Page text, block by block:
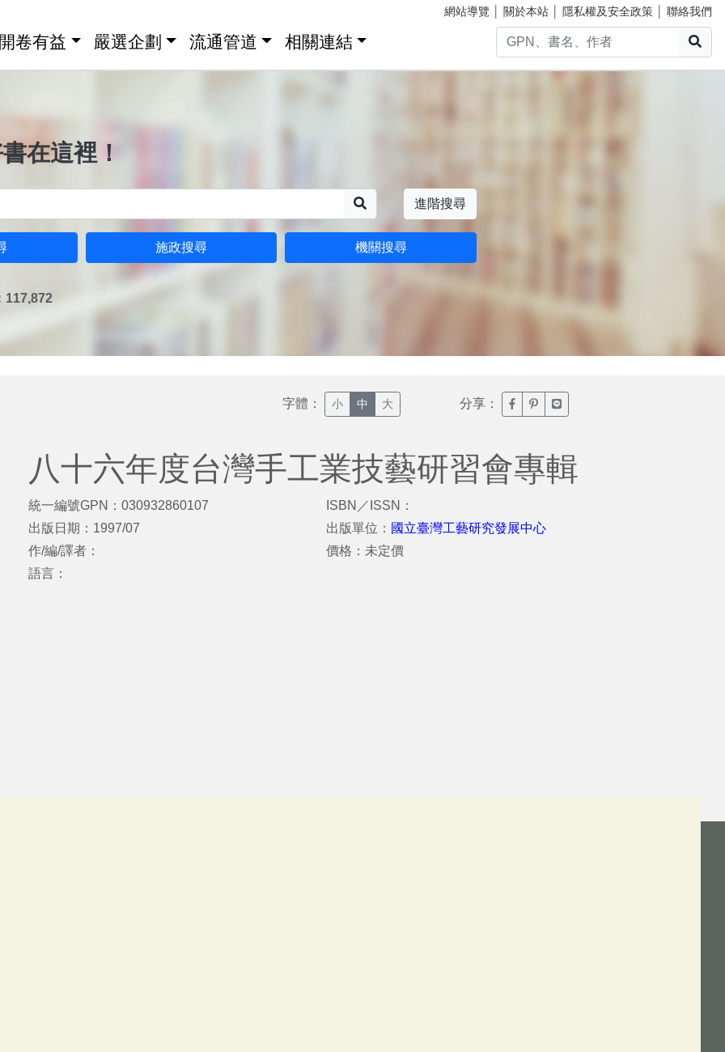
網站導覽 關於本站 隱私權及安全政策 聯絡我們
卷有益 嚴選企劃 流通管道 相關連結
在這裡！
進階搜尋
施政搜尋 機關搜尋
117,872
字體： 小 中 大 分享： 臉書分享(另開新視窗)
噗浪分享(另開新視窗)
Line分享(另開新視窗)
八十六年度台灣手工業技藝研習會專輯
統一編號GPN：030932860107
出版日期：1997/07
作/編/譯者：
語言：
ISBN／ISSN：
出版單位： 國立臺灣工藝研究發展中心
價格：未定價